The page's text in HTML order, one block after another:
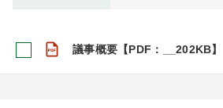
議事概要【PDF：__202KB】